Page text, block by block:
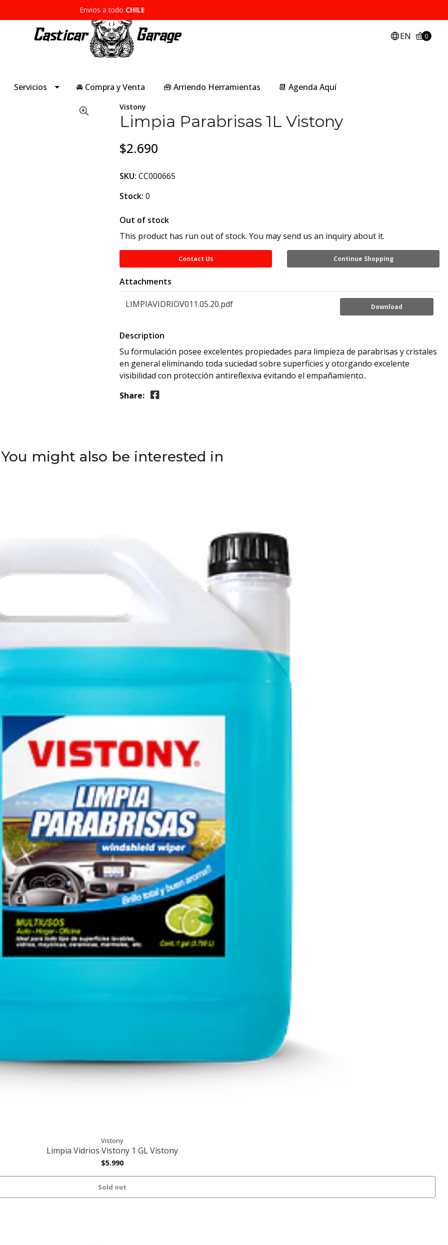
Envios a todo CHILE
EN 0
Servicios 🚘 Compra y Venta 🧰 Arriendo Herramientas 📆 Agenda Aquí
Vistony
Limpia Parabrisas 1L Vistony
$2.690
SKU: CC000665
Stock: 0
Out of stock
This product has run out of stock. You may send us an inquiry about it.
Contact Us Continue Shopping
Attachments
LIMPIAVIDRIOV011.05.20.pdf Download
Description
Su formulación posee excelentes propiedades para limpieza de parabrisas y cristales
en general eliminando toda suciedad sobre superficies y otorgando excelente
visibilidad con protección antireflexiva evitando el empañamiento..
Share:
You might also be interested in
Vistony
Limpia Vidrios Vistony 1 GL Vistony
$5.990
Sold out